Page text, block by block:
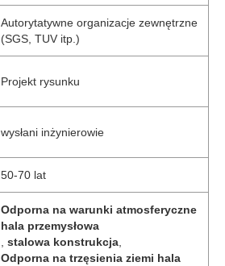
Autorytatywne organizacje zewnętrzne
(SGS, TUV itp.)
Projekt rysunku
wysłani inżynierowie
50-70 lat
Odporna na warunki atmosferyczne
hala przemysłowa
,stalowa konstrukcja
Odporna na trzęsienia ziemi hala